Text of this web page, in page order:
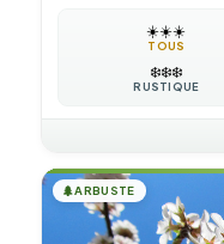
☀️☀️☀️
TOUS
❄️❄️❄️
RUSTIQUE
🌲ARBUSTE